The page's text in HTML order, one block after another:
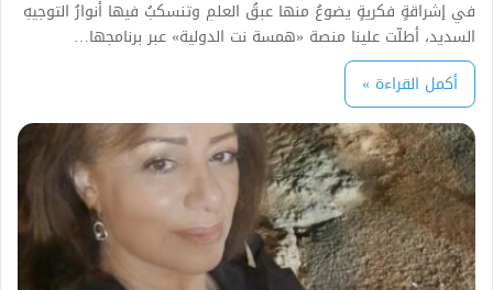
في إشراقةٍ فكريةٍ يضوعُ منها عبقُ العلمِ وتنسكبُ فيها أنوارُ التوجيهِ
السديد، أطلّت علينا منصة «همسة نت الدولية» عبر برنامجها…
أكمل القراءة »